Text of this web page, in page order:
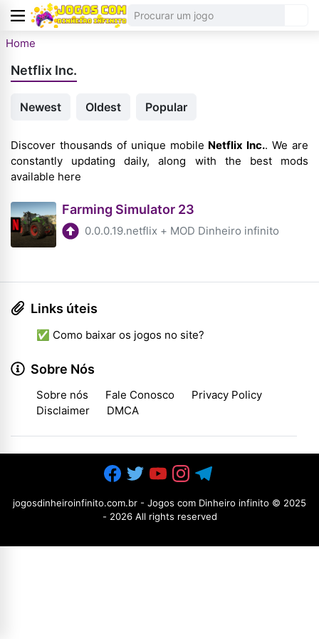
Home
Netflix Inc.
Newest Oldest Popular
Discover thousands of unique mobile Netflix Inc.. We are
constantly updating daily, along with the best mods
available here
Farming Simulator 23
0.0.0.19.netflix + MOD Dinheiro infinito
Links úteis
✅ Como baixar os jogos no site?
Sobre Nós
Sobre nós Fale Conosco
Privacy Policy
Disclaimer
DMCA
jogosdinheiroinfinito.com.br - Jogos com Dinheiro infinito © 2025
- 2026 All rights reserved